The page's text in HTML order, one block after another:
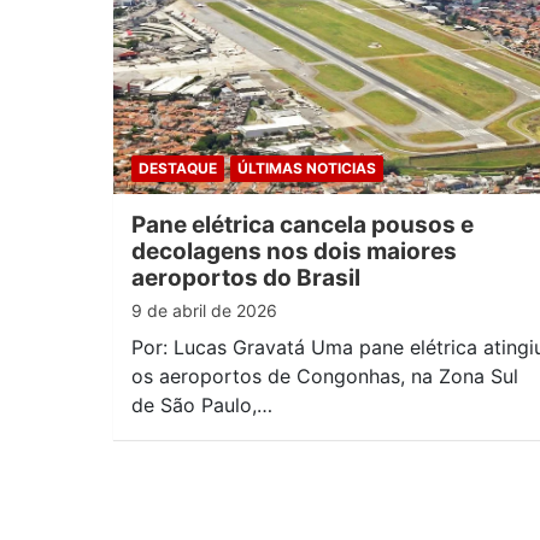
DESTAQUE ÚLTIMAS NOTICIAS
Pane elétrica cancela pousos e
decolagens nos dois maiores
aeroportos do Brasil
9 de abril de 2026
Por: Lucas Gravatá Uma pane elétrica
os aeroportos de Congonhas, na Zona Sul
de São Paulo,…